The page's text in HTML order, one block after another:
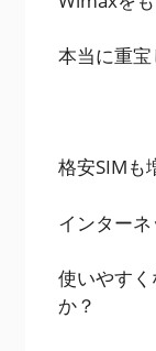
本当に重宝
格安SIMも
インターネ
使いやす
か？